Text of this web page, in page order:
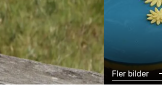
Fler bilder